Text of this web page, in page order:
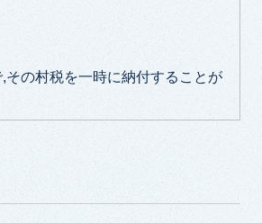
の村税を一時に納付することが